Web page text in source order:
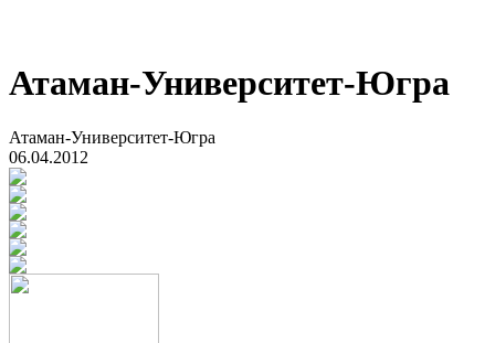
Атаман-Университет-Югра
Атаман-Университет-Югра
06.04.2012